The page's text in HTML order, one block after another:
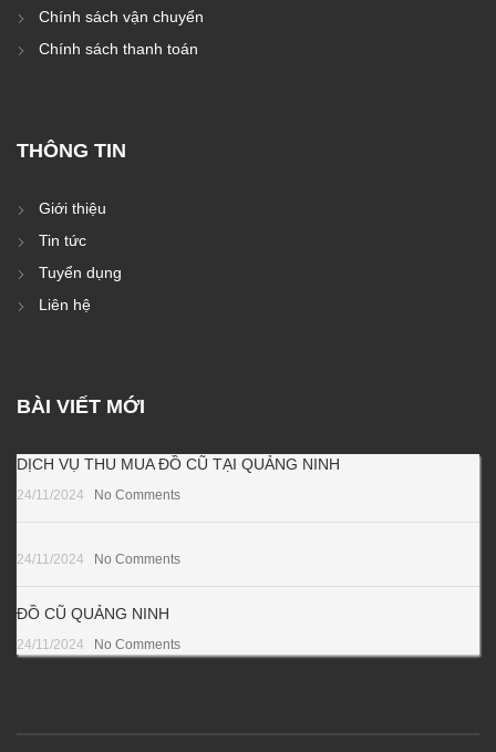
Chính sách vận chuyển
Chính sách thanh toán
THÔNG TIN
Giới thiệu
Tin tức
Tuyển dụng
Liên hệ
BÀI VIẾT MỚI
DỊCH VỤ THU MUA ĐỒ CŨ TẠI QUẢNG NINH
24/11/2024 No Comments
24/11/2024 No Comments
ĐỒ CŨ QUẢNG NINH
24/11/2024 No Comments